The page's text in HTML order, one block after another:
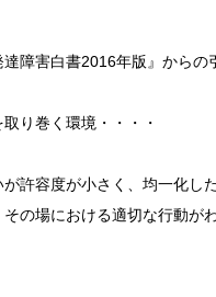
障害白書2016年版』からの
り巻く環境・・・・
が許容度が小さく、均一化
の場における適切な行動が